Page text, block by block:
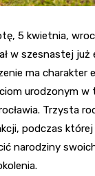
5 kwietnia,
w szesnastej już
ma
urodzonym w
Trzysta
podczas której
narodziny